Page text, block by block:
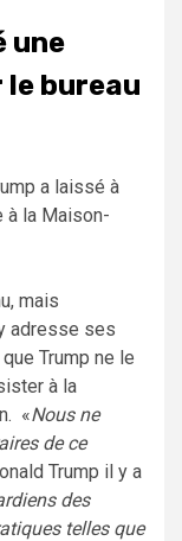
une
bureau
a laissé à
à la Maison-
mais
adresse ses
Trump ne le
à la
«Nous ne
de ce
Trump il y a
des
telles que